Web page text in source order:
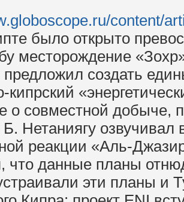
content/
было открыто
месторождение
создать
кипрский
о совместной добыче,
Нетаниягу озвучивал
реакции «Аль-
что данные планы
эти планы и